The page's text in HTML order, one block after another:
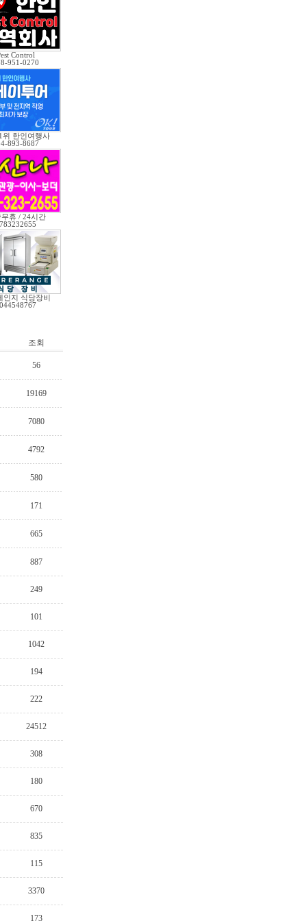
Control
951-0270
위 한인여행사
893-8687
휴 / 24시간
인지 식당장비
조회
56
19169
7080
4792
580
171
665
887
249
101
1042
194
222
24512
308
180
670
835
115
3370
173